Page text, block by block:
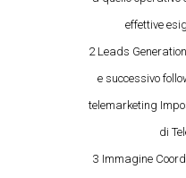
effettive
2 Leads
e successivo
telemarketing
di
3 Immagine